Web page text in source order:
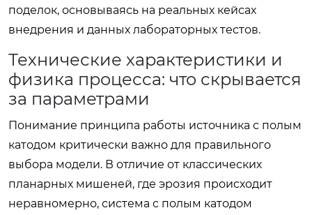
поделок, основываясь на реальных кейсах
внедрения и данных лабораторных тестов.
Технические характеристики и
физика процесса: что скрывается
за параметрами
Понимание принципа работы источника с полым
катодом критически важно для правильного
выбора модели. В отличие от классических
планарных мишеней, где эрозия происходит
неравномерно, система с полым катодом